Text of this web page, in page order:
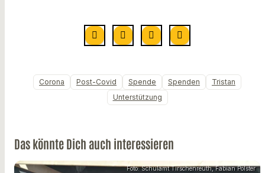
Corona Post-Covid Spende Spenden
Tristan
Unterstützung
Das könnte Dich auch interessieren
Foto: Schulamt Tirschenreuth, Fabian Polster